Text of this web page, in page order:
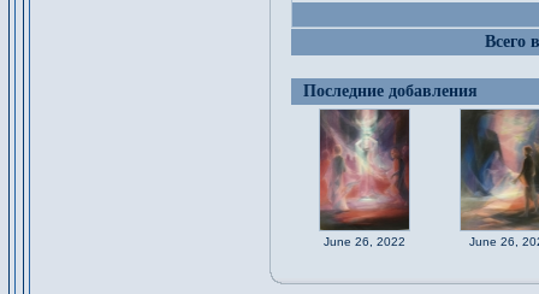
Всего
Последние добавления
June 26, 2022 June 26,